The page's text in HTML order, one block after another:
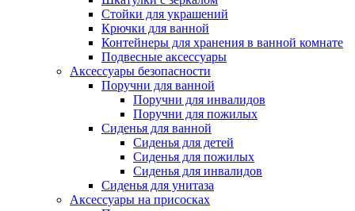
Стойки для украшений
Крючки для ванной
Контейнеры для хранения в ванной комнате
Подвесные аксессуары
Аксессуары безопасности
Поручни для ванной
Поручни для инвалидов
Поручни для пожилых
Сиденья для ванной
Сиденья для детей
Сиденья для пожилых
Сиденья для инвалидов
Сиденья для унитаза
Аксессуары на присосках